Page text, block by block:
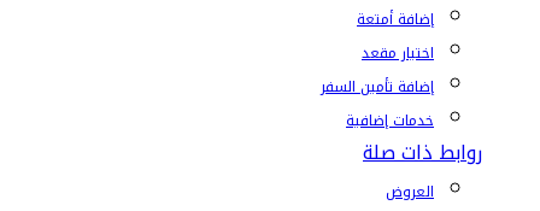
إضافة أمتعة
اختيار مقعد
إضافة تأمين السفر
خدمات إضافية
روابط ذات صلة
العروض